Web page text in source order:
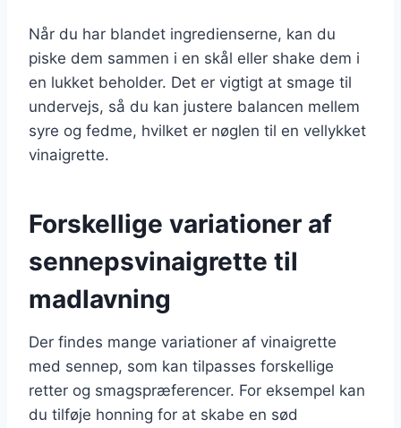
Når du har blandet ingredienserne, kan du
piske dem sammen i en skål eller shake dem i
en lukket beholder. Det er vigtigt at smage til
undervejs, så du kan justere balancen mellem
syre og fedme, hvilket er nøglen til en vellykket
vinaigrette.
Forskellige variationer af
sennepsvinaigrette til
madlavning
Der findes mange variationer af vinaigrette
med sennep, som kan tilpasses forskellige
retter og smagspræferencer. For eksempel kan
du tilføje honning for at skabe en sød